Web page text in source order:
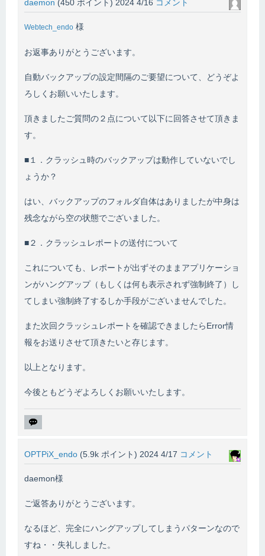
daemon (450 ポイント) 2024 4/16 コメント
Webtech_endo 様
お返事ありがとうございます。
自動バックアップの設定間隔のご要望について、どうぞよ
ろしくお願いいたします。
頂きましたご質問の２点について以下に回答させて頂きま
す。
■１．クラッシュ時のバックアップは動作していないでし
ょうか？
はい、バックアップのフォルダ自体はありましたが中身は
残念ながら空の状態でございました。
■２．クラッシュレポートの送付について
これについても、レポートが出ずそのままアプリケーショ
ンがハングアップ（もしくは何も表示されず強制終了）し
てしまい強制終了するしか手段がございませんでした。
また次回クラッシュレポートを確認できましたらError情
報をお送りさせて頂きたいと存じます。
以上となります。
今後ともどうぞよろしくお願いいたします。
OPTPiX_endo (5.9k ポイント) 2024 4/17 コメント
daemon様
ご返答ありがとうございます。
なるほど、完全にハングアップしてしまうパターンなので
すね・・失礼しました。